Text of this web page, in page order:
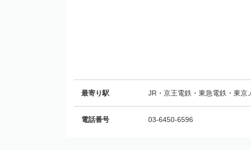
最寄り駅 JR・京王電鉄・東急電鉄・東京
電話番号 03-6450-6596